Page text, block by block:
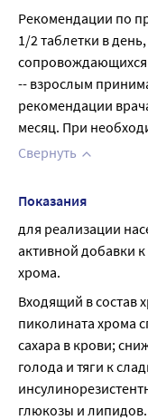
Рекомендации по
1/2 таблетки в
-- взрослым
рекомендации
месяц. При
Свернуть
Показания
для реализации
активной добавки
хрома.
Входящий в состав
пиколината хрома
сахара в крови;
голода и тяги к
глюкозы и липидов.